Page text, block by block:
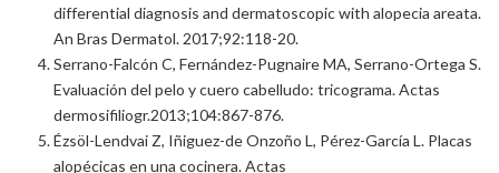
differential diagnosis and dermatoscopic with alopecia areata.
An Bras Dermatol. 2017;92:118-20.
Serrano-Falcón C, Fernández-Pugnaire MA, Serrano-Ortega S.
Evaluación del pelo y cuero cabelludo: tricograma. Actas
dermosifiliogr.2013;104:867-876.
Ézsöl-Lendvai Z, Iñiguez-de Onzoño L, Pérez-García L. Placas
alopécicas en una cocinera. Actas